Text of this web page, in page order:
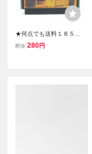
★何点でも送料１８５円
★ タイトーグランプリ 栄
即決 280円